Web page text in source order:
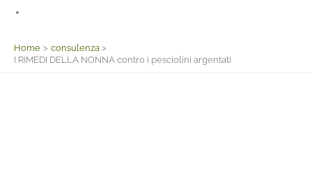
Home
consulenza
I RIMEDI DELLA NONNA contro i pesciolini argentati